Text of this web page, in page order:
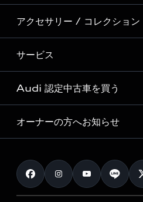
Audi Sport
Formula 1®
デジタルサービス
新車在庫検索
試乗車・展示車検索
見積り依頼
試乗予約
モデル一覧
特別仕様モデル / 限定モデル
e-tronラインアップ
価格シミュレーション
車両比較
カタログ一覧
アクセサリー / コレクション
純正アクセサリー
オンラインショップ
Audi collection
アウディナビアプリ
サービス
サービス入庫予約
サービスプログラム
メンテナンス
車検 / 定期点検
e-tronアフターサポート
Audi 認定中古車を買う
Audi認定中古車
クオリティ
保証
オーナーの方へお知らせ
お知らせ
オーナー様向けキャンペーン